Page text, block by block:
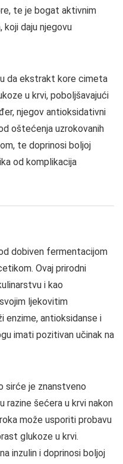
te je bogat aktivnim
koji daju njegovu
da ekstrakt kore cimeta
u krvi, poboljšavajući
njegov antioksidativni
oštećenja uzrokovanih
te doprinosi boljoj
od komplikacija
dobiven fermentacijom
Ovaj prirodni
i kao
ljekovitim
enzime, antioksidanse i
imati pozitivan učinak na
sirće je znanstveno
razine šećera u krvi nakon
može usporiti probavu
glukoze u krvi.
inzulin i doprinosi boljoj